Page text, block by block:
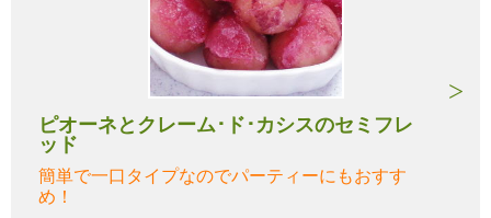
ピオーネとクレーム･ド･カシスのセミフレ
ッド
簡単で一口タイプなのでパーティーにもおすす
め！